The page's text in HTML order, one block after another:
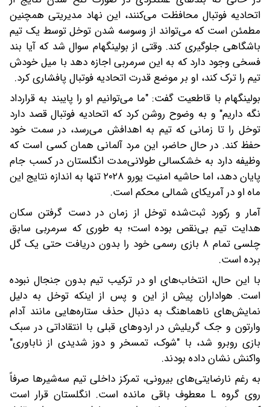
اتحادیه فوتبال محافظت می‌کنند، این نهاد مدیریتی همچنین
مطمئن است که می‌تواند از وسوسه شدن توخل توسط یک تیم
باشگاهی جلوگیری کند. وقتی از بولینگهام سوال شد که آیا بند
فسخی وجود دارد که به این سرمربی اجازه دهد با میل خودش
تیم را ترک کند، او بر موضع قدرت اتحادیه فوتبال پافشاری کرد.
بولینگهام با قاطعیت گفت: "ما می‌توانیم او را پایبند به قرارداد
نگه داریم" و به وضوح روشن کرد که اتحادیه فوتبال قصد دارد
توخل را تا زمانی که تیم به اهدافش می‌رسد، در سمت خود
حفظ کند. در حال حاضر، این مرد آلمانی همان کسی است که
وظیفه دارد به خشکسالی طولانی‌مدت انگلستان در کسب جام
پایان دهد، اما حاشیه امنیت یورو ۲۰۲۸ تنها به اندازه نتایج این
ماه او در آمریکای شمالی محکم است.
آمار و رکورد ثبت‌شده توخل از زمان در دست گرفتن سکان
هدایت تیم بی‌نقص بوده است؛ به طوری که سرمربی سابق
چلسی تمام ۸ بازی رسمی خود را بدون دریافت حتی یک گل
برده است.
با این حال، انتخاب‌های او در ترکیب تیم بدون جنجال نبوده
است. هواداران پیش از این و پس از اینکه توخل به دلیل
نمایش‌های ناهماهنگ به دنبال حذف ستاره‌هایی مانند آدام
وارتون و جک گریلیش در اردوهای قبلی با انتقاداتی در سبک
بازی روبرو شد، با "شوک، تمسخر و دوز شدیدی از ناباوری"
واکنش نشان داده بودند.
به رغم نارضایتی‌های بیرونی، تمرکز داخلی تیم سه‌شیرها صرفاً
روی گروه L معطوف باقی مانده است. انگلستان قرار است